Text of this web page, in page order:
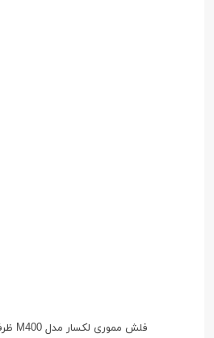
فلش مموری لکسار مدل M400 ظرفیت 256 گیگابایت